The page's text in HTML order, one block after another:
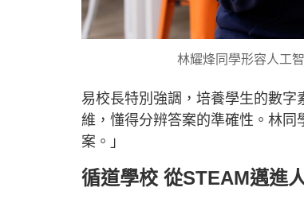
林耀烽同學形容人工
易校長特別強調，培養學生的數
維，懂得分辨答案的準確性。林
案。」
循道學校 從STEAM邁進